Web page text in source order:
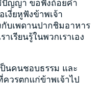
ปัญญา ขอฟังถ้อยคำ
งี่ยหูฟังข้าพเจ้า
บเพดานปากชิมอาหาร
เรียนรู้ในพวกเราเอง
ป็นคนชอบธรรม และ
ควรตกแก่ข้าพเจ้าไป